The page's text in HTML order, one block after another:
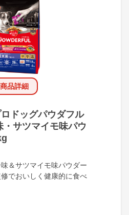
商品詳細
ドッグパウダフル
・サツマイモ味パウ
＆サツマイモ味パウダー
でおいしく健康的に食べ